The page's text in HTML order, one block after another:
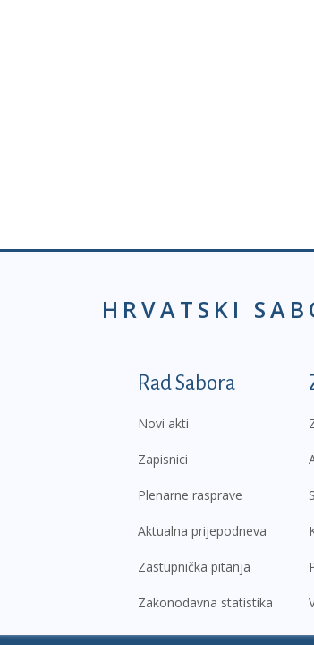
HRVATSKI
Podnožje prvi
Rad Sabora
Novi akti
Zapisnici
Plenarne rasprave
Aktualna prijepodneva
Zastupnička pitanja
Zakonodavna statistika